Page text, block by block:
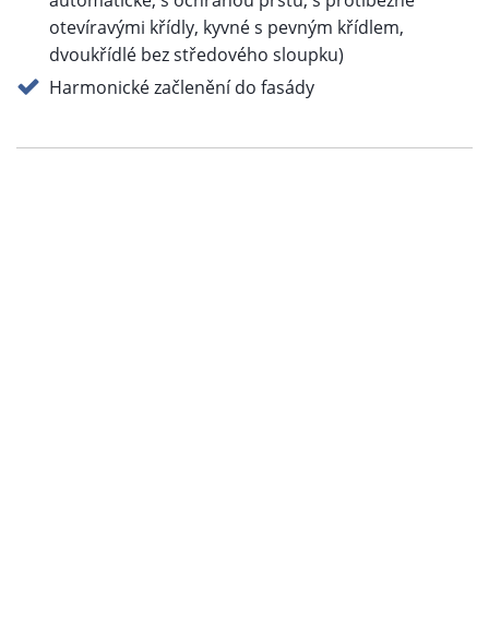
otevíravými křídly, kyvné s pevným křídlem,
dvoukřídlé bez středového sloupku)
Harmonické začlenění do fasády